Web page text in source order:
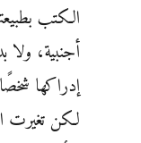
الكتب
أجنبية،
إدراكها
لكن تغيرت